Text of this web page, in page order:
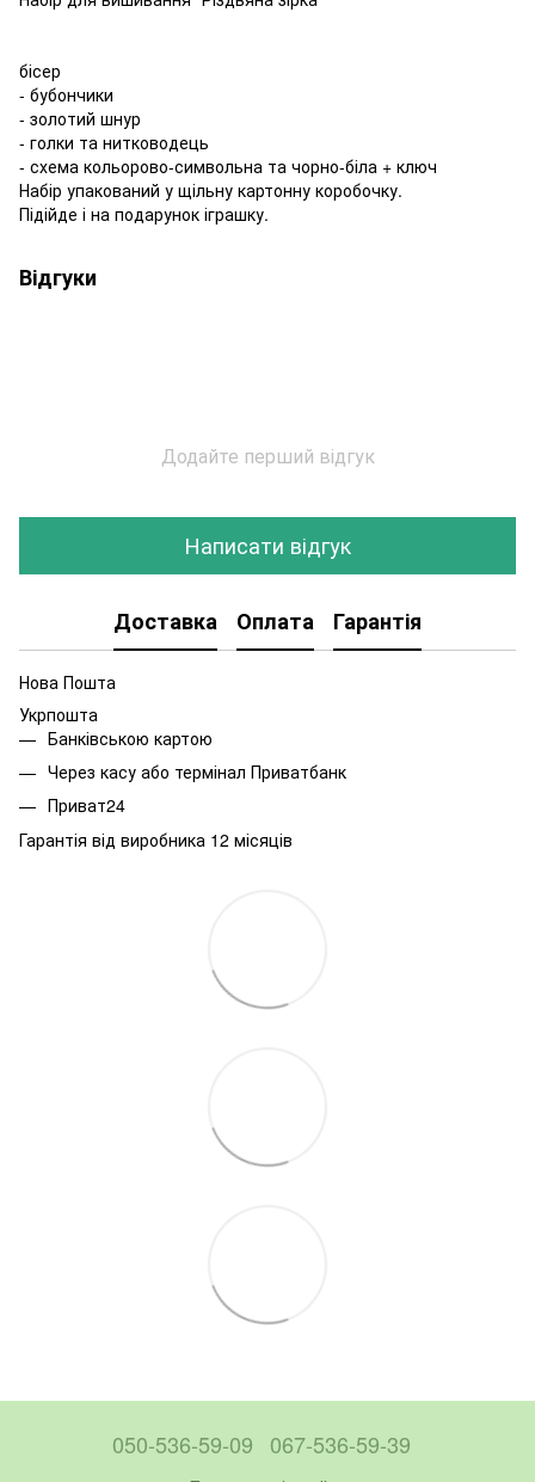
бісер
- бубончики
- золотий шнур
- голки та нитководець
- схема кольорово-символьна та чорно-біла + ключ
Набір упакований у щільну картонну коробочку.
Підійде і на подарунок іграшку.
Відгуки
Додайте перший відгук
Написати відгук
Доставка Оплата Гарантія
Нова Пошта
Укрпошта
Банківською картою
Через касу або термінал Приватбанк
Приват24
Гарантія від виробника 12 місяців
050-536-59-09 067-536-59-39